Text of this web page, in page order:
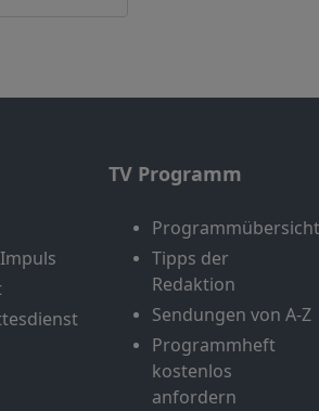
TV Programm
Programmübersicht
Tipps der
Redaktion
Sendungen von A-Z
Programmheft
kostenlos
anfordern